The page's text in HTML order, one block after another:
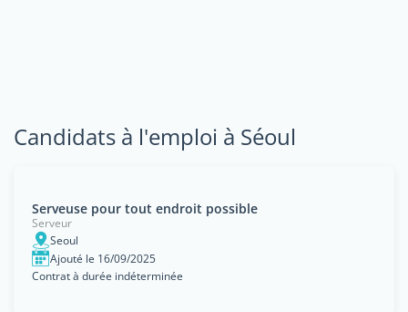
Candidats à l'emploi à Séoul
Serveuse pour tout endroit possible
Serveur
Seoul
Ajouté le 16/09/2025
Contrat à durée indéterminée